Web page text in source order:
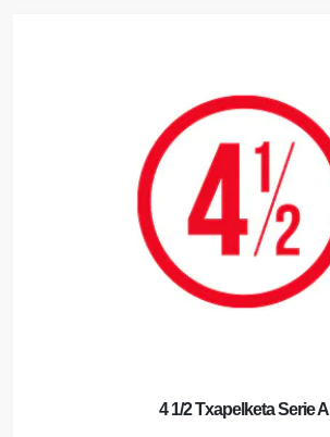
4 1/2 Txapelketa Serie A